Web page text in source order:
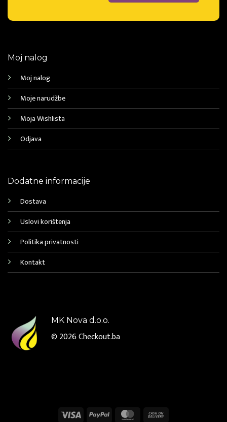
Moj nalog
Moj nalog
Moje narudžbe
Moja Wishlista
Odjava
Dodatne informacije
Dostava
Uslovi korištenja
Politika privatnosti
Kontakt
MK Nova d.o.o.
© 2026Checkout.ba